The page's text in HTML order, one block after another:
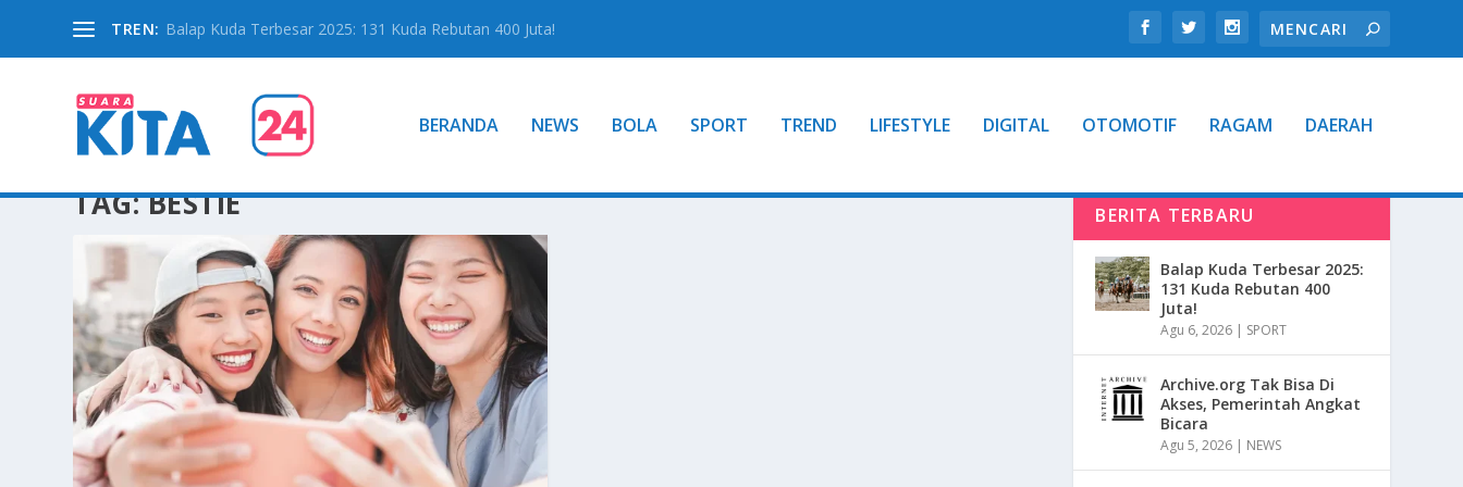
TREN: Balap Kuda Terbesar 2025: 131 Kuda Rebutan 400 Juta!
BERANDA NEWS BOLA SPORT TREND LIFESTYLE DIGITAL OTOMOTIF RAGAM DAERAH
TAG:BESTIE BERITA TERBARU
Balap Kuda Terbesar 2025:
131 Kuda Rebutan 400
Juta!
Agu 6, 2026 | SPORT
Archive.org Tak Bisa Di
Akses, Pemerintah Angkat
Bicara
Agu 5, 2026 | NEWS